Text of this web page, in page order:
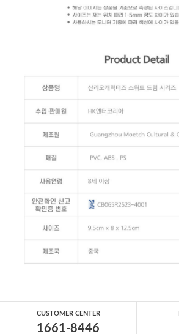
CUSTOMER CENTER
1661-8446